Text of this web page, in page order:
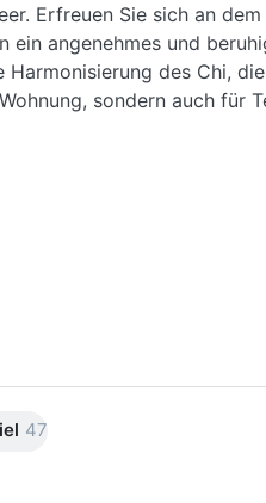
Erfreuen Sie sich an
angenehmes und
des Chi,
sondern auch für
47